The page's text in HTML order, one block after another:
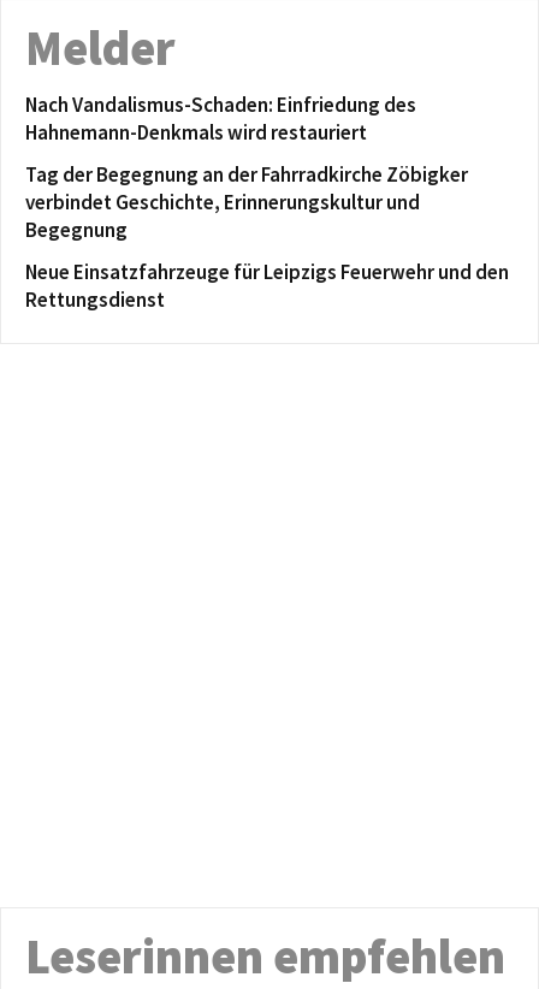
Melder
Nach Vandalismus-Schaden: Einfriedung des
Hahnemann-Denkmals wird restauriert
Tag der Begegnung an der Fahrradkirche Zöbigker
verbindet Geschichte, Erinnerungskultur und
Begegnung
Neue Einsatzfahrzeuge für Leipzigs Feuerwehr und den
Rettungsdienst
Leserinnen empfehlen